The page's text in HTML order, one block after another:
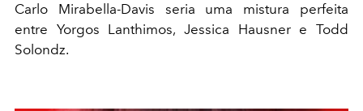
Carlo Mirabella-Davis seria uma mistura perfeita
entre Yorgos Lanthimos, Jessica Hausner e Todd
Solondz.